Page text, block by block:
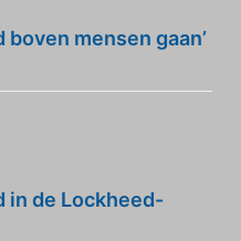
mensen gaan’
in de Lockheed-